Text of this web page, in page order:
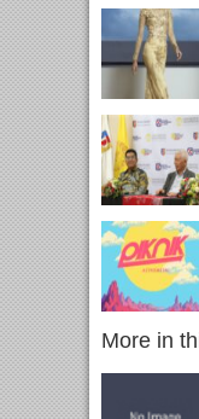
More in